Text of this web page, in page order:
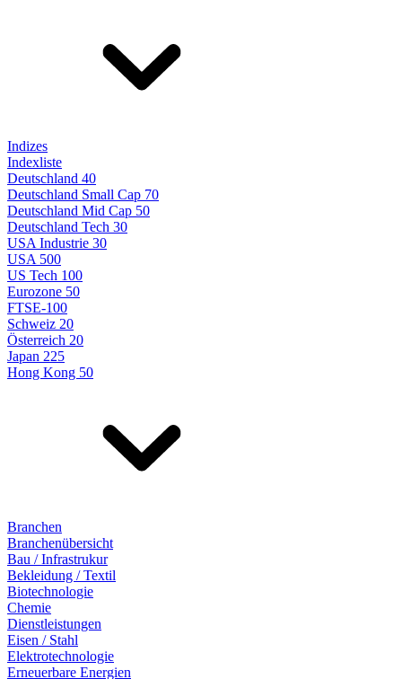
Indizes
Indexliste
Deutschland 40
Deutschland Small Cap 70
Deutschland Mid Cap 50
Deutschland Tech 30
USA Industrie 30
USA 500
US Tech 100
Eurozone 50
FTSE-100
Schweiz 20
Österreich 20
Japan 225
Hong Kong 50
Branchen
Branchenübersicht
Bau / Infrastrukur
Bekleidung / Textil
Biotechnologie
Chemie
Dienstleistungen
Eisen / Stahl
Elektrotechnologie
Erneuerbare Energien